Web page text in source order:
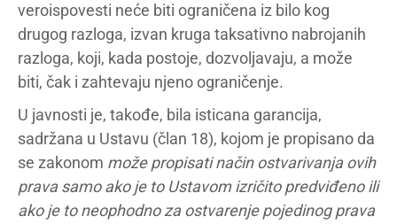
veroispovesti neće biti ograničena iz bilo kog
drugog razloga, izvan kruga taksativno nabrojanih
razloga, koji, kada postoje, dozvoljavaju, a može
biti, čak i zahtevaju njeno ograničenje.
U javnosti je, takođe, bila isticana garancija,
sadržana u Ustavu (član 18), kojom je propisano da
se zakonom može propisati način ostvarivanja ovih
prava samo ako je to Ustavom izričito predviđeno ili
ako je to neophodno za ostvarenje pojedinog prava